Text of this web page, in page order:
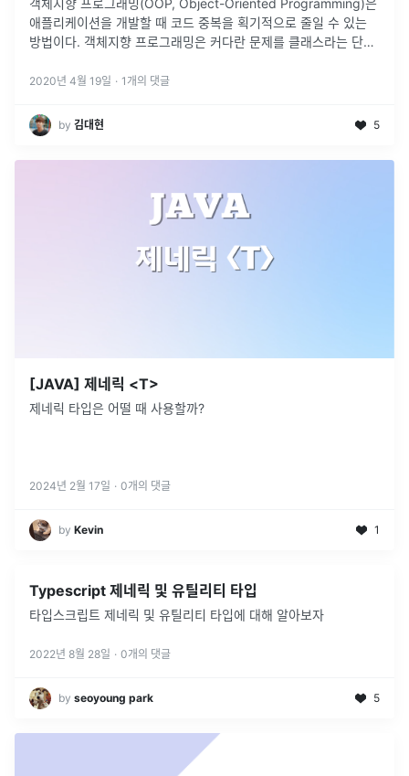
애플리케이션을 개발할 때 코드 중복을 획기적으로 줄일 수 있는
방법이다. 객체지향 프로그래밍은 커다란 문제를 클래스라는 단위
는...
2020년 4월 19일 · 1 개의 댓글
by 김대현 5
[JAVA] 제네릭 <T>
제네릭 타입은 어떨 때 사용할까?
2024년 2월 17일 · 0개의 댓글
by Kevin 1
Typescript 제네릭 및 유틸리티 타입
타입스크립트 제네릭 및 유틸리티 타입에 대해 알아보자
2022년 8월 28일 · 0개의 댓글
by seoyoung park 5